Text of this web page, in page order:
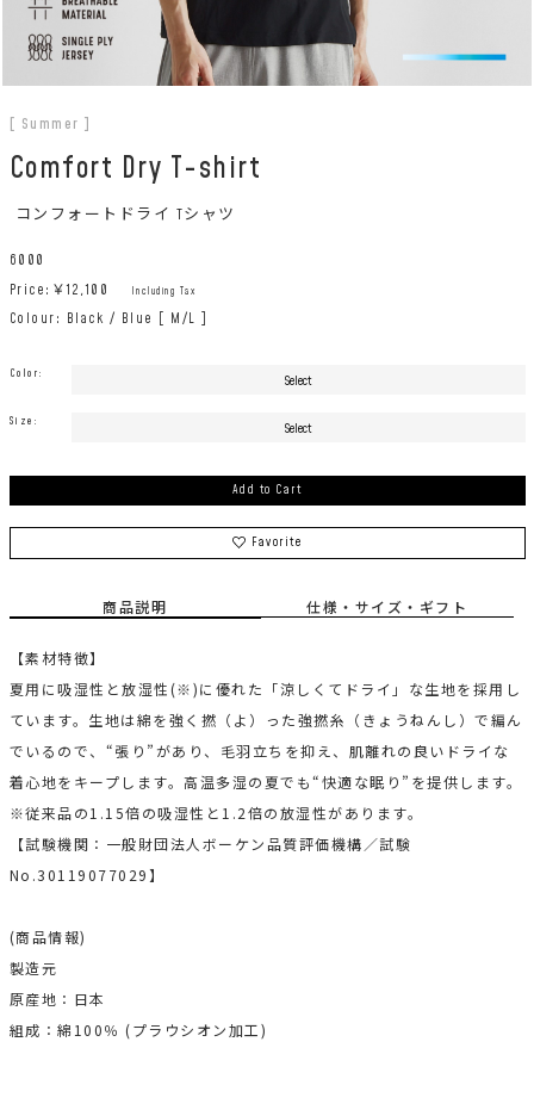
[ Summer ]
Comfort Dry T-shirt
コンフォートドライ Tシャツ
6000
Price:￥12,100 Including Tax
Colour: Black / Blue [ M/L ]
Color:
Size:
Add to Cart
Favorite
商品説明 仕様・サイズ・ギフト
【素材特徴】
夏用に吸湿性と放湿性(※)に優れた「涼しくてドライ」な生地を採用し
ています。生地は綿を強く撚（よ）った強撚糸（きょうねんし）で編ん
でいるので、“張り”があり、毛羽立ちを抑え、肌離れの良いドライな
着心地をキープします。高温多湿の夏でも“快適な眠り”を提供します。
※従来品の1.15倍の吸湿性と1.2倍の放湿性があります。
【試験機関：一般財団法人ボーケン品質評価機構／試験
No.30119077029】
(商品情報)
製造元
原産地：日本
組成：綿100％ (プラウシオン加工)